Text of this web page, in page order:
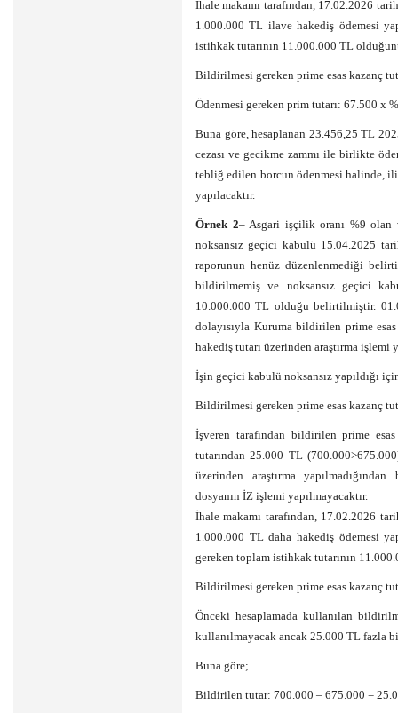
İhale makamı tarafından, 17.02.2026
1.000.000 TL ilave hakediş ödemesi
istihkak tutarının 11.000.000 TL
Bildirilmesi gereken prime esas kazanç
Ödenmesi gereken prim tutarı: 67.500 x
Buna göre, hesaplanan 23.456,25 TL
cezası ve gecikme zammı ile birlikte
tebliğ edilen borcun ödenmesi halinde,
yapılacaktır.
Örnek 2– Asgari işçilik oranı %9 olan
noksansız geçici kabulü 15.04.2025
raporunun henüz düzenlenmediği
bildirilmemiş ve noksansız geçici
10.000.000 TL olduğu belirtilmiştir.
dolayısıyla Kuruma bildirilen prime
hakediş tutarı üzerinden araştırma işlemi
İşin geçici kabulü noksansız yapıldığı
Bildirilmesi gereken prime esas kazanç
İşveren tarafından bildirilen prime
tutarından 25.000 TL
üzerinden araştırma
dosyanın İZ işlemi yapılmayacaktır.
İhale makamı tarafından, 17.02.2026
1.000.000 TL daha hakediş ödemesi
gereken toplam istihkak tutarının
Bildirilmesi gereken prime esas kazanç
Önceki hesaplamada kullanılan
kullanılmayacak ancak 25.000 TL fazla
Buna göre;
Bildirilen tutar: 700.000 – 675.000 =